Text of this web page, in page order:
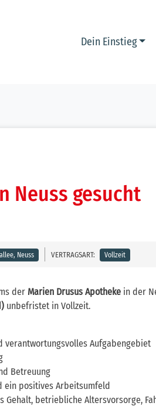
Dein Einstieg
Neuss gesucht
Neuss VERTRAGSART: Vollzeit
der Marien Drusus Apotheke in der
unbefristet in Vollzeit.
verantwortungsvolles Aufgabengebiet
Betreuung
ein positives Arbeitsumfeld
Gehalt, betriebliche Altersvorsorge,